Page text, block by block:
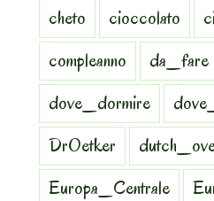
cheto
cioccolato
compleanno
da_fare
dove_dormire
DrOetker
Europa_Centrale